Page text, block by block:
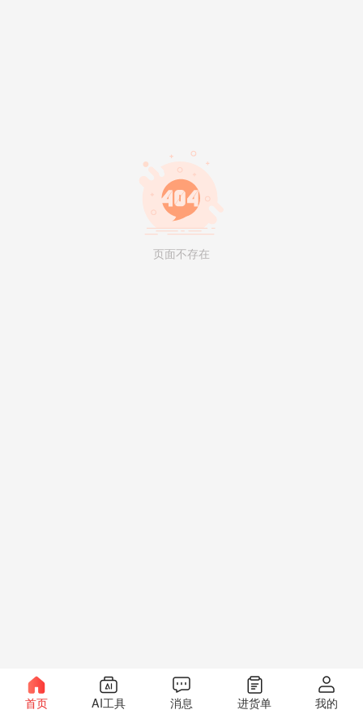
页面不存在
首页 AI工具 消息 进货单 我的